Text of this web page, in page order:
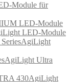
Module für
LED-Module
LED-Module
AgiLight
AgiLight Ultra
AgiLight